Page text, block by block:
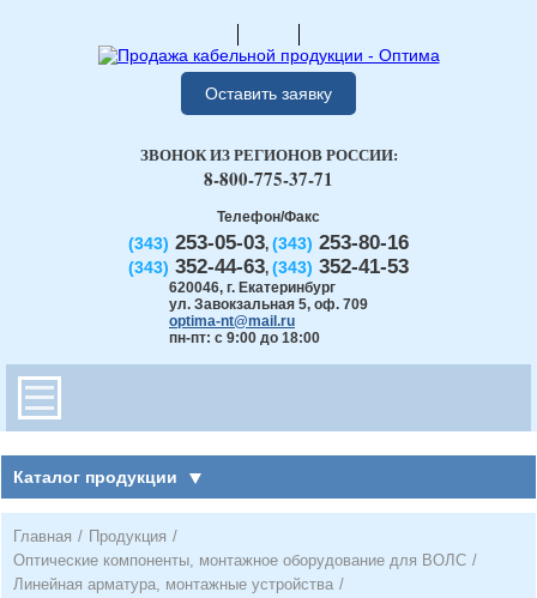
Оставить заявку
Телефон/Факс
(343) 253-05-03, (343) 253-80-16
(343) 352-44-63, (343) 352-41-53
620046, г. Екатеринбург
ул. Завокзальная 5, оф. 709
optima-nt@mail.ru
пн-пт: с 9:00 до 18:00
ЗВОНОК ИЗ РЕГИОНОВ РОССИИ:
8-800-775-37-71
Каталог продукции
Главная / Продукция /
Оптические компоненты, монтажное оборудование для ВОЛС /
Линейная арматура, монтажные устройства /